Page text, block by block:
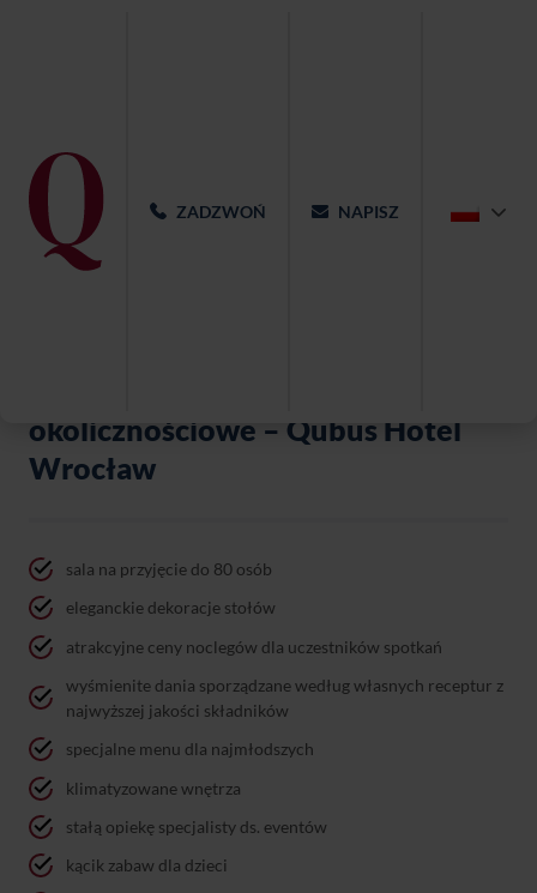
ZADZWOŃ NAPISZ
okolicznościowe – Qubus Hotel
Wrocław
sala na przyjęcie do 80 osób
eleganckie dekoracje stołów
atrakcyjne ceny noclegów dla uczestników spotkań
wyśmienite dania sporządzane według własnych receptur z
najwyższej jakości składników
specjalne menu dla najmłodszych
klimatyzowane wnętrza
stałą opiekę specjalisty ds. eventów
kącik zabaw dla dzieci